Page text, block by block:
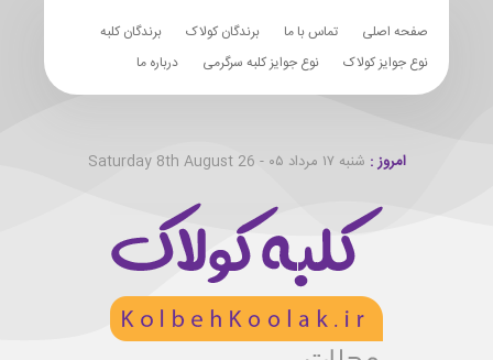
صفحه اصلی تماس با ما برندگان کولاک
برندگان کلبه
نوع جوایز کولاک
نوع جوایز کلبه سرگرمی درباره ما
امروز : شنبه ۱۷ مرداد ۰۵ - Saturday 8th August 26